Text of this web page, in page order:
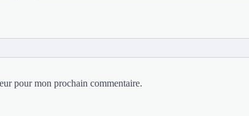
pour mon prochain commentaire.